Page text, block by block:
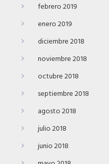
febrero 2019
enero 2019
diciembre 2018
noviembre 2018
octubre 2018
septiembre 2018
agosto 2018
julio 2018
junio 2018